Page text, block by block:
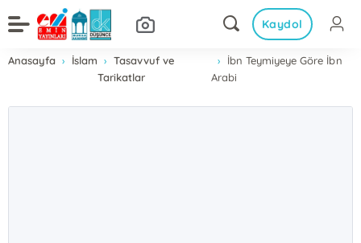
Kaydol
Anasayfa İslam
Tasavvuf ve
Tarikatlar
İbn Teymiyeye Göre İbn
Arabi